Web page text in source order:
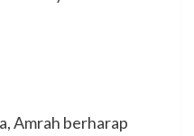
Amrah berharap